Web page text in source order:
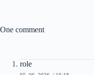
One comment
role